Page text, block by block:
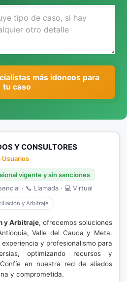
más idoneos para
tu caso
Y CONSULTORES
Usuarios
vigente y sin sanciones
· 📞 Llamada · 💻 Virtual
y Arbitraje
y Arbitraje, ofrecemos soluciones
Valle del Cauca y Meta.
y profesionalismo para
optimizando recursos y
en nuestra red de aliados
y comprometida.